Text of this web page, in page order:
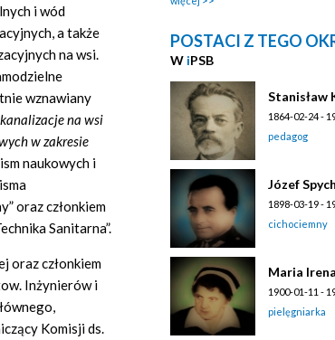
i wód
a także
na wsi.
wznawiany
na wsi
w zakresie
naukowych i
oraz członkiem
Sanitarna”.
oraz członkiem
Inżynierów i
Komisji ds.
POSTACI Z TEGO
W iPSB
Stanisław
1864-02-24 -
pedagog
Józef
1898-03-19 -
cichociemny
Maria
1900-01-11 -
pielęgniarka